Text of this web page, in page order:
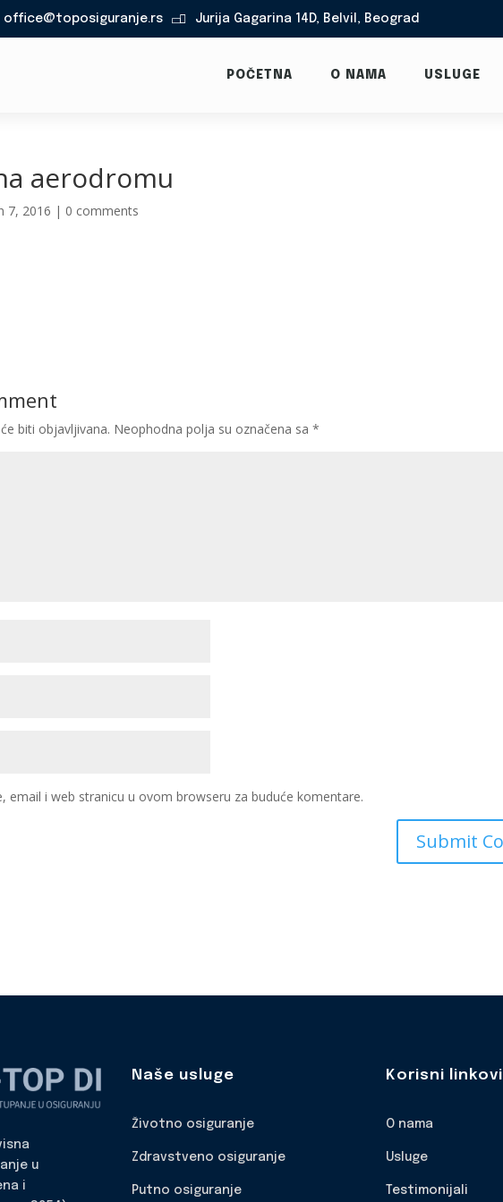
office@toposiguranje.rs  Jurija Gagarina 14D, Belvil, Beograd
POČETNA O NAMA USLUGE
aerodromu
7, 2016 | 0 comments
biti objavljivana. Neophodna polja su označena sa*
email i web stranicu u ovom browseru za buduće komentare.
u
i
Naše usluge
Životno osiguranje
Zdravstveno osiguranje
Putno osiguranje
Korisni linkovi
O nama
Usluge
Testimonijali